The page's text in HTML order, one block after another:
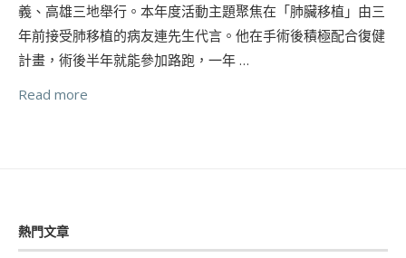
義、高雄三地舉行。本年度活動主題聚焦在「肺臟移植」由三
年前接受肺移植的病友連先生代言。他在手術後積極配合復健
計畫，術後半年就能參加路跑，一年 …
Read more
熱門文章